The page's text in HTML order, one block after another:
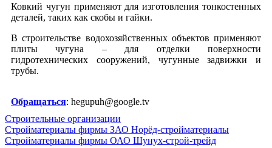
Ковкий чугун применяют для изготовления тонкостенных
деталей, таких как скобы и гайки.
В строительстве водохозяйственных объектов применяют
плиты чугуна – для отделки поверхности
гидротехнических сооружений, чугунные задвижки и
трубы.
Обращаться: hegupuh@google.tv
Строительные организации
Навигация
Стройматериалы фирмы ЗАО Норёд-стройматериалы
Стройматериалы фирмы ОАО Шунух-строй-трейд